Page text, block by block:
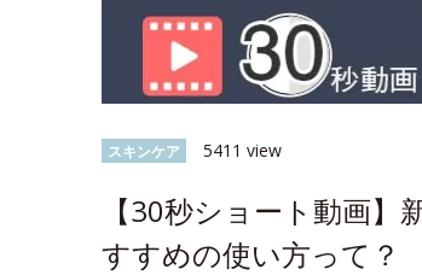
スキンケア 5411 view
【30秒ショート動画
すすめの使い方って？